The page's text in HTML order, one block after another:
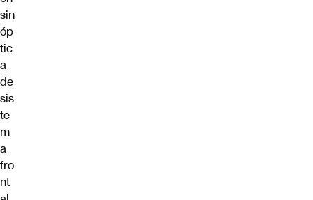
sin
óp
tic
a
de
sis
te
m
a
fro
nt